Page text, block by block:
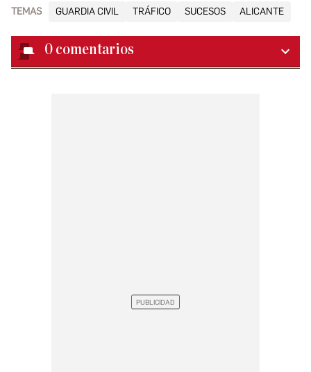
TEMAS GUARDIA CIVIL TRÁFICO SUCESOS ALICANTE
0 comentarios